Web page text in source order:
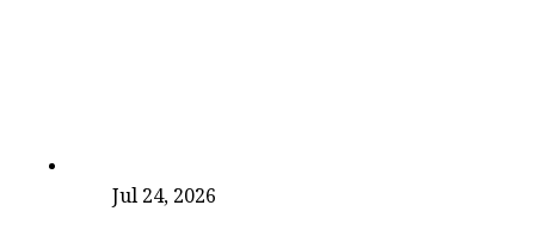
Jul 24, 2026